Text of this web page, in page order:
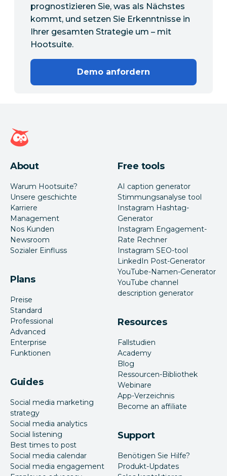
prognostizieren Sie, was als Nächstes
kommt, und setzen Sie Erkenntnisse in
Ihrer gesamten Strategie um – mit
Hootsuite.
Demo anfordern
Hootsuite Homepage
About
Warum Hootsuite?
Unsere geschichte
Karriere
Management
Nos Kunden
Newsroom
Sozialer Einfluss
Plans
Preise
Standard
Professional
Advanced
Enterprise
Funktionen
Guides
Social media marketing
strategy
Social media analytics
Social listening
Best times to post
Social media calendar
Social media engagement
Free tools
AI caption generator
Stimmungsanalyse tool
Instagram Hashtag-
Generator
Instagram Engagement-
Rate Rechner
Instagram SEO-tool
LinkedIn Post-Generator
YouTube-Namen-Generator
YouTube channel
description generator
Resources
Fallstudien
Academy
Blog
Ressourcen-Bibliothek
Webinare
App-Verzeichnis
Become an affiliate
Support
Benötigen Sie Hilfe?
Produkt-Updates